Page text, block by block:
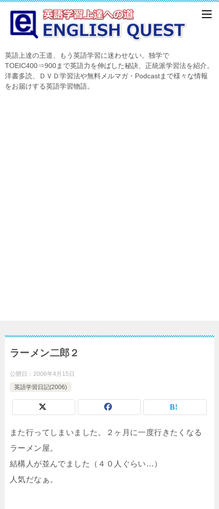
英語上達の王道、もう英語学習に迷わせない。独学で
TOEIC400⇒900まで英語力を伸ばした秘訣、正統派学習法を紹介。
洋書多読、ＤＶＤ学習法や無料メルマガ・Podcastまで様々な情報
をお届けする英語学習物語。
ラーメン二郎２
公開日： 2006年4月15日
英語学習日記(2006)
また行ってしまいました。２ヶ月に一度行きたくなる
ラーメン屋。
結構人が並んでました（４０人ぐらい…）
人気だなぁ。